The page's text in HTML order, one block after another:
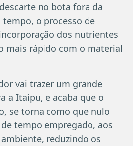
no bota fora da
o processo de
dos nutrientes
mais rápido com o material
vai trazer um grande
a Itaipu, e acaba que o
se torna como que nulo
tempo empregado, aos
reduzindo os